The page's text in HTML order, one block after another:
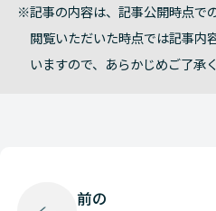
記事の内容は、記事公開時点で
閲覧いただいた時点では記事内
いますので、あらかじめご了承
前の